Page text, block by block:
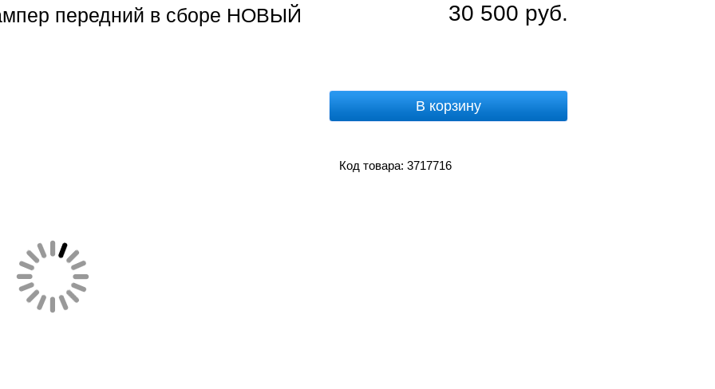
передний в сборе НОВЫЙ
30 500 руб.
В корзину
Код товара: 3717716